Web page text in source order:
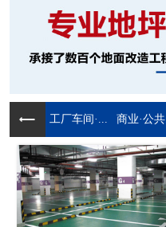
工厂车间·... 商业·公